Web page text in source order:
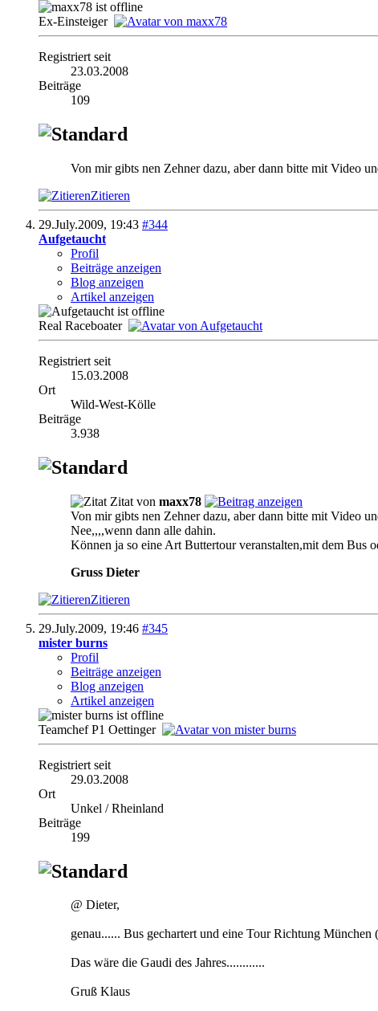
Ex-Einsteiger
Registriert seit
23.03.2008
Beiträge
109
Von mir gibts nen Zehner dazu, aber dann bitte mit Video
Zitieren
29.July.2009, 19:43 #344
Aufgetaucht
Profil
Beiträge anzeigen
Blog anzeigen
Artikel anzeigen
Real Raceboater
Registriert seit
15.03.2008
Ort
Wild-West-Kölle
Beiträge
3.938
Zitat von maxx78
Von mir gibts nen Zehner dazu, aber dann bitte mit Video
Nee,,,,wenn dann alle dahin.
Können ja so eine Art Buttertour veranstalten,mit dem Bus
Gruss Dieter
Zitieren
29.July.2009, 19:46 #345
mister burns
Profil
Beiträge anzeigen
Blog anzeigen
Artikel anzeigen
Teamchef P1 Oettinger
Registriert seit
29.03.2008
Ort
Unkel / Rheinland
Beiträge
199
@ Dieter,
genau...... Bus gechartert und eine Tour Richtung
Das wäre die Gaudi des Jahres............
Gruß Klaus